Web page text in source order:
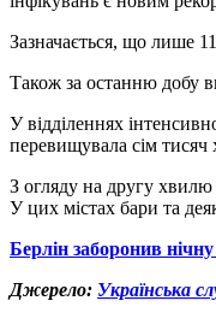
Зазначається, що лише
Також за останню добу
У відділеннях
перевищувала сім тисяч
З огляду на другу хвилю
У цих містах бари та
Берлін заборонив
Джерело: Українська